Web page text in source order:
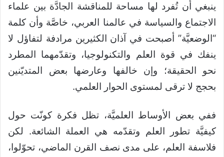
ينبغي أن تُفرد لها مساحة للمناقشة الجادَّة بين علماء
الاجتماع والسياسة في عالمنا العربي، خاصَّة وأن كلمة
“الوضعيَّة” أصبحت في آذان الكثيرين مرادفة لتفاؤل لا
ينفك في قوة العلم والتكنولوجيا، وتقدّمهما المطرد
نحو الحقيقة؛ وإن خالفها وعارضها بعض المتديّنين
بحجج لا ترقى لمستوى الحوار العلمي.
ففي بعض الأوساط العلميَّة، تظل فكرة كونّت حول
كيفيَّة تطور العلم وتقدّمه هي العملة الشائعة. لكن
فلاسفة العلم، على مدى نصف القرن الماضي، تحوّلوا،